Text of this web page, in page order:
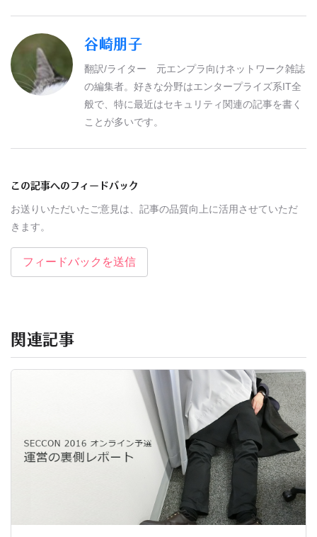
谷崎朋子
翻訳/ライター 元エンプラ向けネットワーク雑誌
の編集者。好きな分野はエンタープライズ系IT全
般で、特に最近はセキュリティ関連の記事を書く
ことが多いです。
この記事へのフィードバック
お送りいただいたご意見は、記事の品質向上に活用させていただ
きます。
フィードバックを送信
関連記事